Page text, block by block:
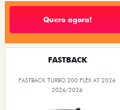
Quero agora!
FASTBACK
FASTBACK TURBO 200 FLEX AT 2026
2026/2026